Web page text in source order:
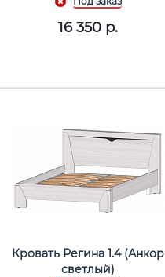
16 350 р.
Кровать Регина 1.4 (Анкор
светлый)